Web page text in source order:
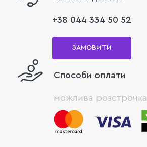
+38 044 334 50 52
ЗАМОВИТИ
Способи оплати
можлива розстрочка